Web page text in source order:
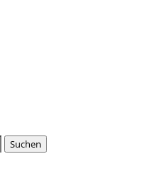
Suchen